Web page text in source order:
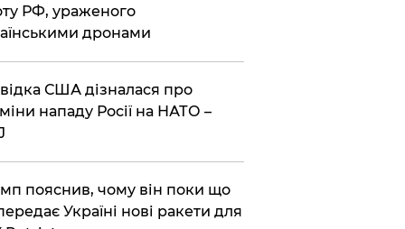
РФ, ураженого
дронами
США дізналася про
нападу Росії на НАТО –
пояснив, чому він поки що
Україні нові ракети для